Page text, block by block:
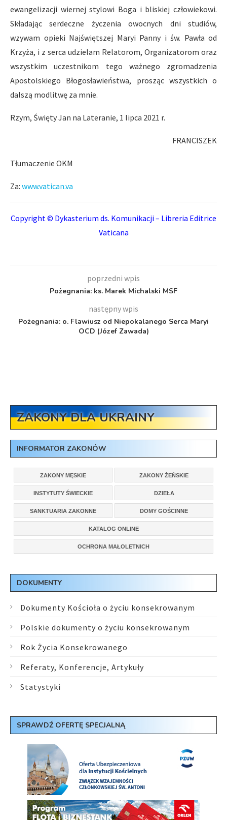
ewangelizacji wiernej stylowi Boga i bliskiej człowiekowi.
Składając serdeczne życzenia owocnych dni studiów,
wzywam opieki Najświętszej Maryi Panny i św. Pawła od
Krzyża, i z serca udzielam Relatorom, Organizatorom oraz
wszystkim uczestnikom tego ważnego zgromadzenia
Apostolskiego Błogosławieństwa, prosząc wszystkich o
dalszą modlitwę za mnie.
Rzym, Święty Jan na Lateranie, 1 lipca 2021 r.
FRANCISZEK
Tłumaczenie OKM
Za: www.vatican.va
Copyright © Dykasterium ds. Komunikacji – Libreria Editrice
Vaticana
poprzedni wpis
Pożegnania: ks. Marek Michalski MSF
następny wpis
Pożegnania: o. Flawiusz od Niepokalanego Serca Maryi
OCD (Józef Zawada)
ZAKONY DLA UKRAINY
INFORMATOR ZAKONÓW
ZAKONY MĘSKIE ZAKONY ŻEŃSKIE
INSTYTUTY ŚWIECKIE DZIEŁA
SANKTUARIA ZAKONNE DOMY GOŚCINNE
KATALOG ONLINE
OCHRONA MAŁOLETNICH
DOKUMENTY
Dokumenty Kościoła o życiu konsekrowanym
Polskie dokumenty o życiu konsekrowanym
Rok Życia Konsekrowanego
Referaty, Konferencje, Artykuły
Statystyki
SPRAWDŹ OFERTĘ SPECJALNĄ